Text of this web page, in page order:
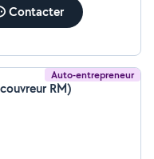
Contacter
Auto-entrepreneur
RM)